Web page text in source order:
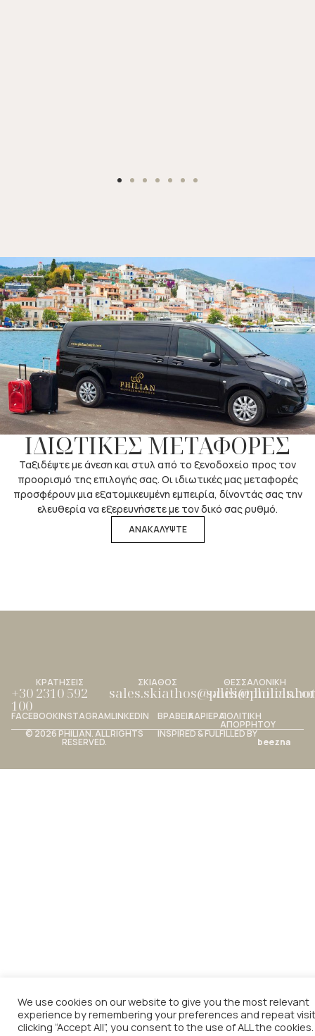
ΙΔΙΩΤΙΚΕΣ ΜΕΤΑΦΟΡΕΣ
Ταξιδέψτε με άνεση και στυλ από το ξενοδοχείο προς τον
προορισμό της επιλογής σας. Οι ιδιωτικές μας μεταφορές
προσφέρουν μια εξατομικευμένη εμπειρία, δίνοντάς σας την
ελευθερία να εξερευνήσετε με τον δικό σας ρυθμό.
ΑΝΑΚΑΛΥΨΤΕ
ΣΚΙΑΘΟΣ
ΚΡΑΤΗΣΕΙΣ
+30 2310 592
100
ΘΕΣΣΑΛΟΝΙΚΗ
FACEBOOKINSTAGRAMLINKEDIN ΒΡΑΒΕΙΑΚΑΡΙΕΡΑΠΟΛΙΤΙΚΗ
ΑΠΟΡΡΗΤΟΥ
© 2026 PHILIAN. ALL RIGHTS
RESERVED.
INSPIRED & FULFILLED BY
beezna
We use cookies on our website to give you the most relevant
experience by remembering your preferences and repeat
clicking “Accept All”, you consent to the use of ALL the cookies.